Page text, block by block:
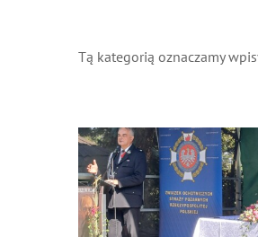
Tą kategorią oznaczamy